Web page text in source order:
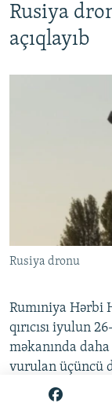
Rusiya
açıqlayıb
Rusiya dronu
Rumıniya Hərbi
qırıcısı iyulun
məkanında
vurulan üçüncü
yaxınlığındakı
Rumıniyanın